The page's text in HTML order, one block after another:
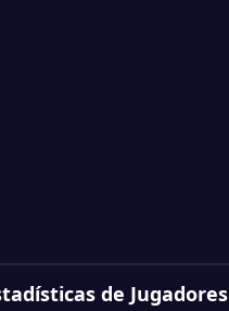
de Jugadores